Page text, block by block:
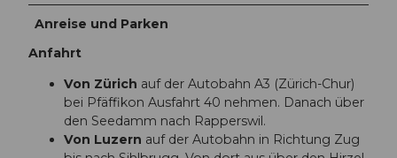
Anreise und Parken
Anfahrt
Von Zürich auf der Autobahn A3 (Zürich-Chur)
bei Pfäffikon Ausfahrt 40 nehmen. Danach über
den Seedamm nach Rapperswil.
Von Luzern auf der Autobahn in Richtung Zug